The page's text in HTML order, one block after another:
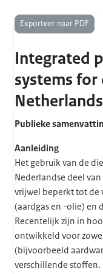
Exporteer naar PDF
Integrated
systems
Netherlands
Publieke
Aanleiding
Het gebruik van de
Nederlandse deel
vrijwel beperkt tot de
(aardgas en -olie) en
Recentelijk zijn in
ontwikkeld voor
(bijvoorbeeld
verschillende stoffen.